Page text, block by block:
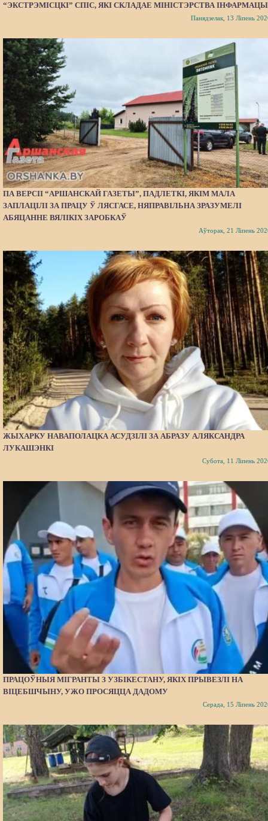
“ЭКСТРЭМІСЦКІ” СПІС, ЯКІ СКЛАДАЕ МІНІСТЭРСТВА
Панядзелак, 13 Ліпень
ПА ВЕРСІІ “АРШАНСКАЙ ГАЗЕТЫ”, ПАДЛЕТКІ, ЯКІМ МАЛА
ЗАПЛАЦІЛІ ЗА ПРАЦУ Ў ЛЯСГАСЕ, НЯПРАВІЛЬНА ЗРАЗУМЕЛІ
АБЯЦАННЕ ВЯЛІКІХ ЗАРОБКАЎ
Аўторак, 21 Ліпень
ЖЫХАРКУ НАВАПОЛАЦКА АСУДЗІЛІ ЗА АБРАЗУ АЛЯКСАНДРА
ЛУКАШЭНКІ
Субота, 11 Ліпень
ПРАЦОЎНЫЯ МІГРАНТЫ З УЗБІКЕСТАНУ, ЯКІХ ПРЫВЕЗЛІ НА
ВІЦЕБШЧЫНУ, УЖО ПРОСЯЦЦА ДАДОМУ
Серада, 15 Ліпень